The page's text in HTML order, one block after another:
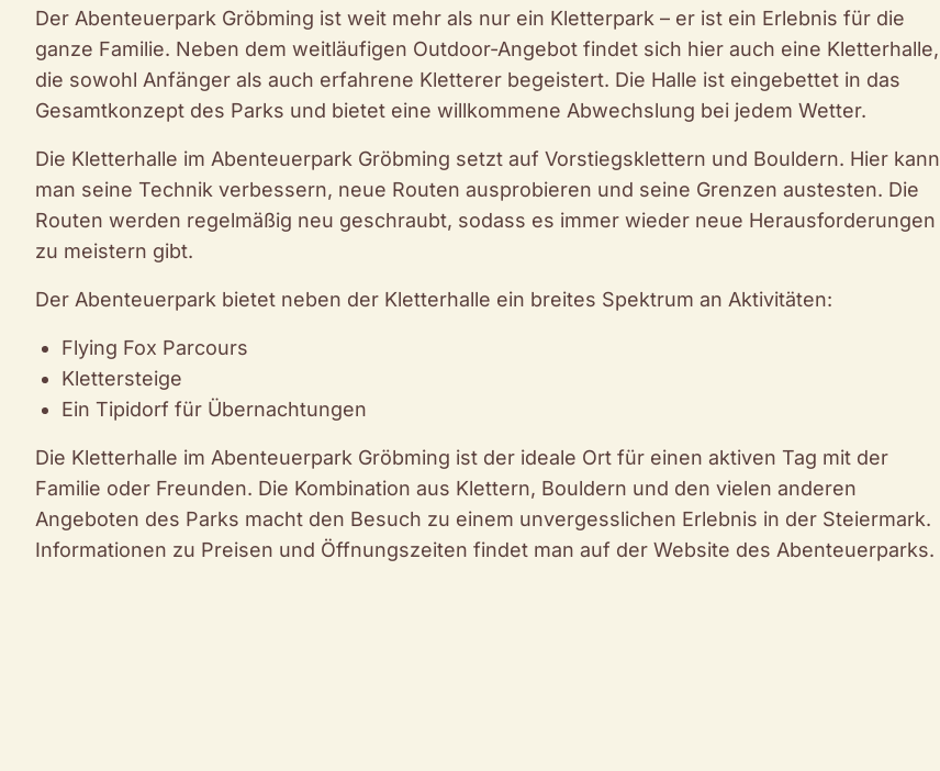
Der Abenteuerpark Gröbming ist weit mehr als nur ein Kletterpark – er ist ein Erlebnis für die
ganze Familie. Neben dem weitläufigen Outdoor-Angebot findet sich hier auch eine Kletterhalle,
die sowohl Anfänger als auch erfahrene Kletterer begeistert. Die Halle ist eingebettet in das
Gesamtkonzept des Parks und bietet eine willkommene Abwechslung bei jedem Wetter.
Die Kletterhalle im Abenteuerpark Gröbming setzt auf Vorstiegsklettern und Bouldern. Hier kann
man seine Technik verbessern, neue Routen ausprobieren und seine Grenzen austesten. Die
Routen werden regelmäßig neu geschraubt, sodass es immer wieder neue Herausforderungen
zu meistern gibt.
Der Abenteuerpark bietet neben der Kletterhalle ein breites Spektrum an Aktivitäten:
Flying Fox Parcours
Klettersteige
Ein Tipidorf für Übernachtungen
Die Kletterhalle im Abenteuerpark Gröbming ist der ideale Ort für einen aktiven Tag mit der
Familie oder Freunden. Die Kombination aus Klettern, Bouldern und den vielen anderen
Angeboten des Parks macht den Besuch zu einem unvergesslichen Erlebnis in der Steiermark.
Informationen zu Preisen und Öffnungszeiten findet man auf der Website des Abenteuerparks.